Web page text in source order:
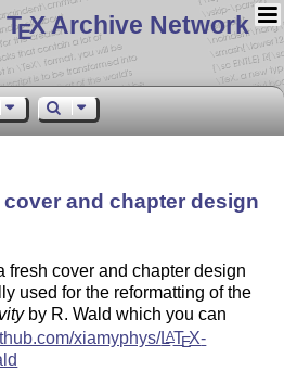
TEX Archive Network
and chapter design
fresh cover and chapter design
used for the reformatting of the
by R. Wald which you can
xiamyphys/LATEX-